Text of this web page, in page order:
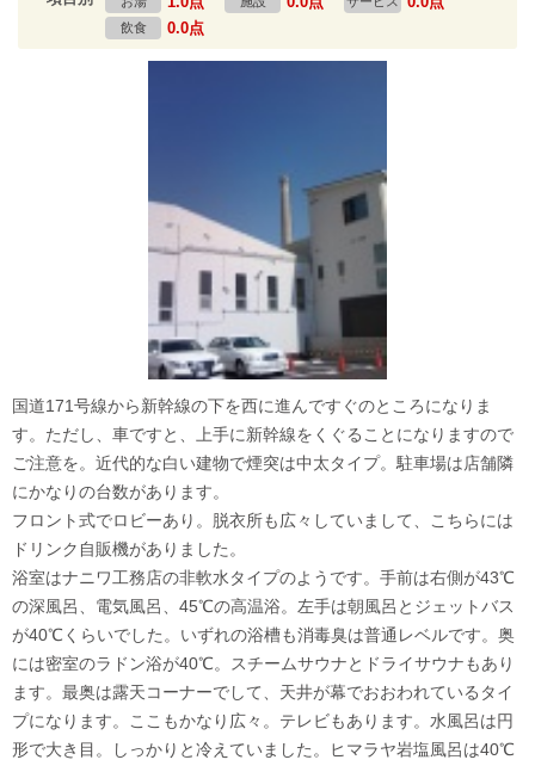
飲食 0.0点
国道171号線から新幹線の下を西に進んですぐのところになりま
す。ただし、車ですと、上手に新幹線をくぐることになりますので
ご注意を。近代的な白い建物で煙突は中太タイプ。駐車場は店舗隣
にかなりの台数があります。
フロント式でロビーあり。脱衣所も広々していまして、こちらには
ドリンク自販機がありました。
浴室はナニワ工務店の非軟水タイプのようです。手前は右側が43℃
の深風呂、電気風呂、45℃の高温浴。左手は朝風呂とジェットバス
が40℃くらいでした。いずれの浴槽も消毒臭は普通レベルです。奥
には密室のラドン浴が40℃。スチームサウナとドライサウナもあり
ます。最奥は露天コーナーでして、天井が幕でおおわれているタイ
プになります。ここもかなり広々。テレビもあります。水風呂は円
形で大き目。しっかりと冷えていました。ヒマラヤ岩塩風呂は40℃